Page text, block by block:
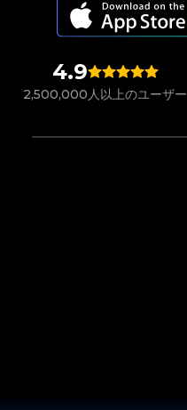
4.9
2,500,000人以上のユーザー